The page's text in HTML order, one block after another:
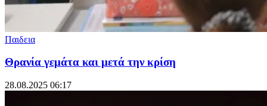
Παιδεια
Θρανία γεμάτα και μετά την κρίση
28.08.2025 06:17